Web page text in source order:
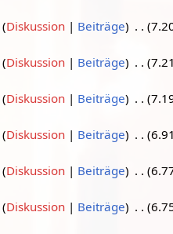
Diskussion Beiträge
Diskussion Beiträge
Diskussion Beiträge
Diskussion Beiträge
Diskussion Beiträge
Diskussion Beiträge